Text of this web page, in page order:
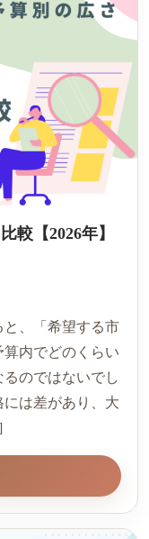
較【2026年】
、「希望する市
内でどのくらい
のではないでし
には差があり、大